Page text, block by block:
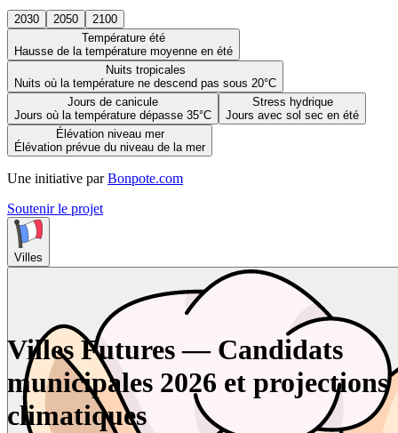
2030 2050
2100
Température été
Hausse de la température moyenne en été
Nuits tropicales
Nuits où la température ne descend pas sous 20°C
Jours de canicule
Jours où la température dépasse 35°C
Stress hydrique
Jours avec sol sec en été
Élévation niveau mer
Élévation prévue du niveau de la mer
Une initiative par Bonpote.com
Soutenir le projet
Villes
Villes Futures — Candidats
municipales 2026 et projections
climatiques